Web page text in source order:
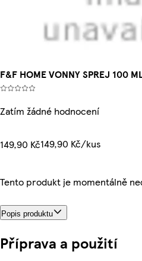
F&F HOME VONNY SPREJ 100
Zatím žádné hodnocení
149,90 Kč149,90 Kč/kus
Tento produkt je momentálně
Popis produktu
Příprava a použití